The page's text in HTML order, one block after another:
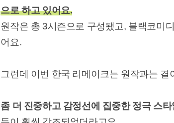
으로 하고 있어요.
원작은 총 3시즌으로 구성됐고, 블랙코미
어요.
그런데 이번 한국 리메이크는 원작과는 결
좀 더 진중하고 감정선에 집중한 정극 스타